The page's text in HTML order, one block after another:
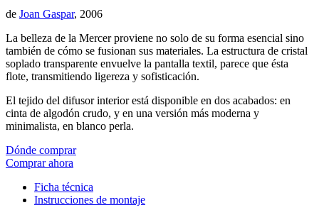
de Joan Gaspar, 2006
La belleza de la Mercer proviene no solo de su forma esencial sino
también de cómo se fusionan sus materiales. La estructura de cristal
soplado transparente envuelve la pantalla textil, parece que ésta
flote, transmitiendo ligereza y sofisticación.
El tejido del difusor interior está disponible en dos acabados: en
cinta de algodón crudo, y en una versión más moderna y
minimalista, en blanco perla.
Dónde comprar
Comprar ahora
Ficha técnica
Instrucciones de montaje